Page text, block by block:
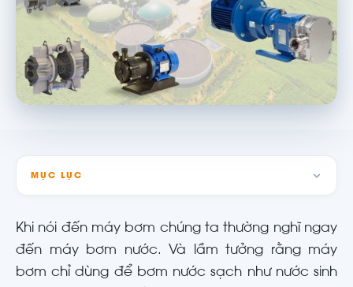
MỤC LỤC
Khi nói đến máy bơm chúng ta thường nghĩ ngay
đến máy bơm nước. Và lầm tưởng rằng máy
bơm chỉ dùng để bơm nước sạch như nước sinh